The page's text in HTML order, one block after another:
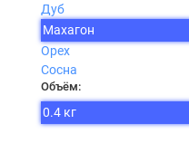
Дуб
Махагон
Орех
Сосна
Объём:
0.4 кг